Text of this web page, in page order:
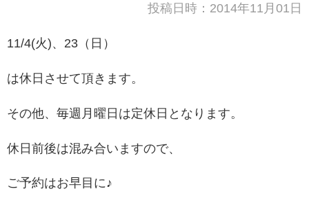
投稿日時：2014年11月01日
11/4(火)、23（日）
は休日させて頂きます。
その他、毎週月曜日は定休日となります。
休日前後は混み合いますので、
ご予約はお早目に♪